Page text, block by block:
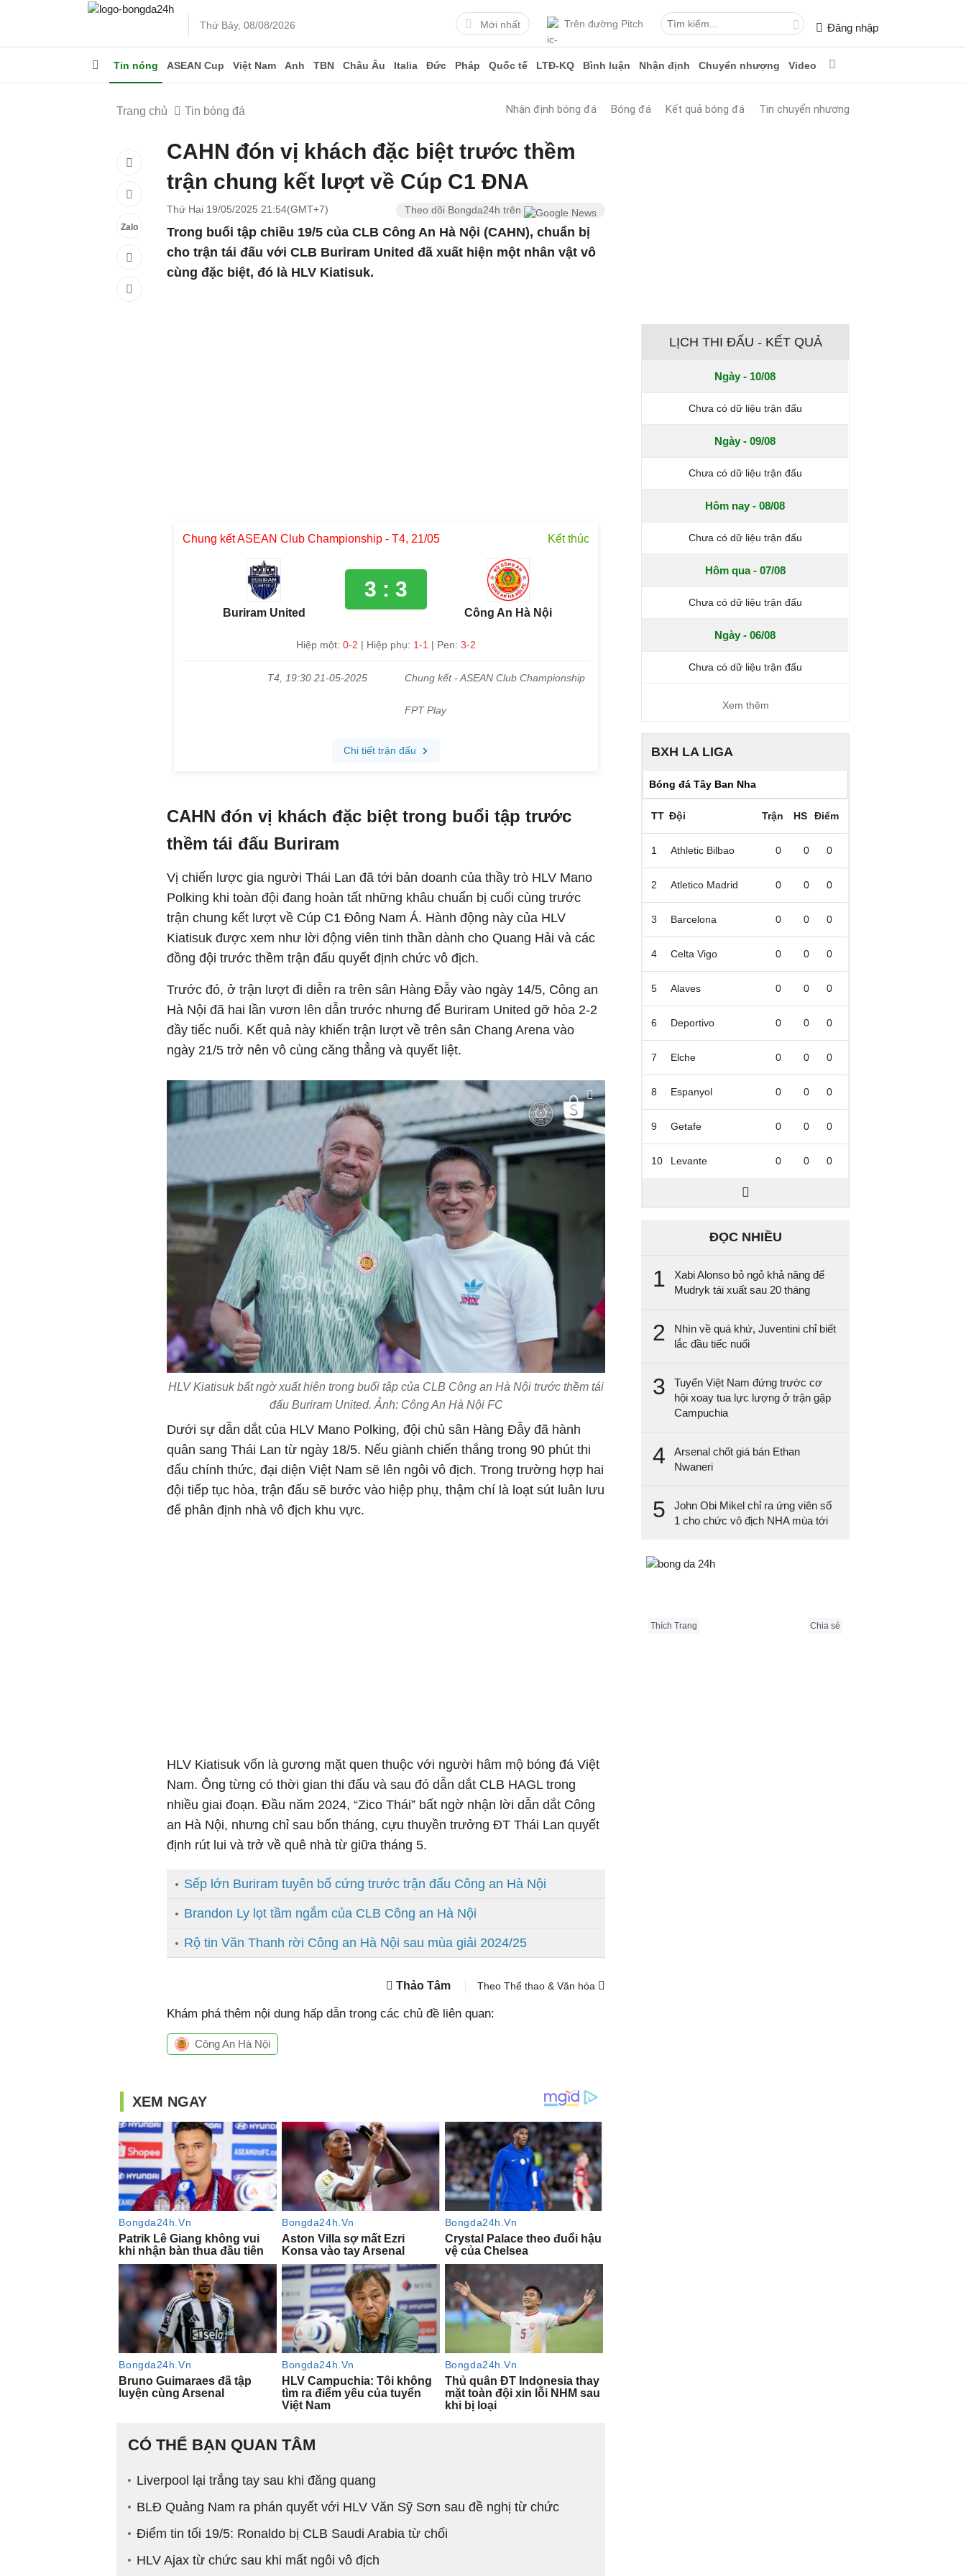
Thứ Bảy, 08/08/2026 Mới nhất Trên đường Pitch Đăng nhập
Tin nóng ASEAN Cup Việt Nam Anh TBN Châu Âu Italia Đức Pháp Quốc tế LTĐ-KQ Bình luận Nhận định Chuyển nhượng Video
Trang chủ Tin bóng đá Nhận định bóng đá Bóng đá Kết quả bóng đá Tin chuyển nhượng
Zalo
CAHN đón vị khách đặc biệt trước thềm
trận chung kết lượt về Cúp C1 ĐNA
Thứ Hai 19/05/2025 21:54(GMT+7) Theo dõi Bongda24h trên
Trong buổi tập chiều 19/5 của CLB Công An Hà Nội (CAHN), chuẩn bị
cho trận tái đấu với CLB Buriram United đã xuất hiện một nhân vật vô
cùng đặc biệt, đó là HLV Kiatisuk.
CAHN đón vị khách đặc biệt trong buổi tập trước
thềm tái đấu Buriram
Vị chiến lược gia người Thái Lan đã tới bản doanh của thầy trò HLV Mano
Polking khi toàn đội đang hoàn tất những khâu chuẩn bị cuối cùng trước
trận chung kết lượt về Cúp C1 Đông Nam Á. Hành động này của HLV
Kiatisuk được xem như lời động viên tinh thần dành cho Quang Hải và các
đồng đội trước thềm trận đấu quyết định chức vô địch.
Trước đó, ở trận lượt đi diễn ra trên sân Hàng Đẫy vào ngày 14/5, Công an
Hà Nội đã hai lần vươn lên dẫn trước nhưng để Buriram United gỡ hòa 2-2
đầy tiếc nuối. Kết quả này khiến trận lượt về trên sân Chang Arena vào
ngày 21/5 trở nên vô cùng căng thẳng và quyết liệt.
HLV Kiatisuk bất ngờ xuất hiện trong buổi tập của CLB Công an Hà Nội trước thềm tái
đấu Buriram United. Ảnh: Công An Hà Nội FC
Dưới sự dẫn dắt của HLV Mano Polking, đội chủ sân Hàng Đẫy đã hành
quân sang Thái Lan từ ngày 18/5. Nếu giành chiến thắng trong 90 phút thi
đấu chính thức, đại diện Việt Nam sẽ lên ngôi vô địch. Trong trường hợp hai
đội tiếp tục hòa, trận đấu sẽ bước vào hiệp phụ, thậm chí là loạt sút luân lưu
để phân định nhà vô địch khu vực.
HLV Kiatisuk vốn là gương mặt quen thuộc với người hâm mộ bóng đá Việt
Nam. Ông từng có thời gian thi đấu và sau đó dẫn dắt CLB HAGL trong
nhiều giai đoạn. Đầu năm 2024, “Zico Thái” bất ngờ nhận lời dẫn dắt Công
an Hà Nội, nhưng chỉ sau bốn tháng, cựu thuyền trưởng ĐT Thái Lan quyết
định rút lui và trở về quê nhà từ giữa tháng 5.
Sếp lớn Buriram tuyên bố cứng trước trận đấu Công an Hà Nội
Brandon Ly lọt tầm ngắm của CLB Công an Hà Nội
Rộ tin Văn Thanh rời Công an Hà Nội sau mùa giải 2024/25
Thảo Tâm Theo Thể thao & Văn hóa
Khám phá thêm nội dung hấp dẫn trong các chủ đề liên quan:
Công An Hà Nội
CÓ THỂ BẠN QUAN TÂM
Liverpool lại trắng tay sau khi đăng quang
BLĐ Quảng Nam ra phán quyết với HLV Văn Sỹ Sơn sau đề nghị từ chức
Điểm tin tối 19/5: Ronaldo bị CLB Saudi Arabia từ chối
HLV Ajax từ chức sau khi mất ngôi vô địch
LỊCH THI ĐẤU - KẾT QUẢ
Ngày - 10/08
Chưa có dữ liệu trận đấu
Ngày - 09/08
Chưa có dữ liệu trận đấu
Hôm nay - 08/08
Chưa có dữ liệu trận đấu
Hôm qua - 07/08
Chưa có dữ liệu trận đấu
Ngày - 06/08
Chưa có dữ liệu trận đấu
Xem thêm
BXH LA LIGA
TT Đội Trận HS Điểm
1 Athletic Bilbao 0 0 0
2 Atletico Madrid 0 0 0
3 Barcelona 0 0 0
4 Celta Vigo 0 0 0
5 Alaves 0 0 0
6 Deportivo 0 0 0
7 Elche 0 0 0
8 Espanyol 0 0 0
9 Getafe 0 0 0
10 Levante 0 0 0
ĐỌC NHIỀU
1
Xabi Alonso bỏ ngỏ khả năng để
Mudryk tái xuất sau 20 tháng
2
Nhìn về quá khứ, Juventini chỉ biết
lắc đầu tiếc nuối
3
Tuyển Việt Nam đứng trước cơ
hội xoay tua lực lượng ở trận gặp
Campuchia
4
Arsenal chốt giá bán Ethan
Nwaneri
5
John Obi Mikel chỉ ra ứng viên số
1 cho chức vô địch NHA mùa tới
Thích Trang Chia sẻ